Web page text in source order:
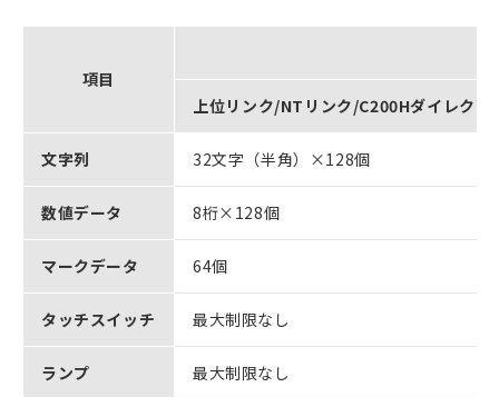
項目
上位リンク/NTリンク/C200Hダイレクト
文字列 32文字（半角）×128個
数値データ 8桁×128個
マークデータ 64個
タッチスイッチ 最大制限なし
ランプ 最大制限なし